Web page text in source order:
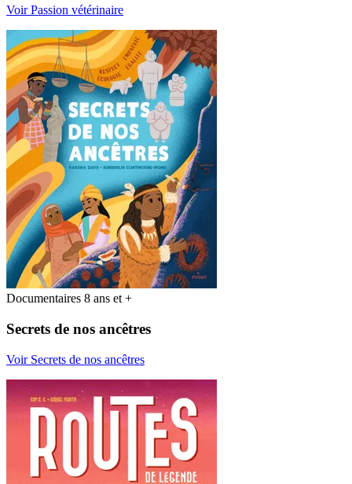
Voir Passion vétérinaire
Documentaires 8 ans et +
Secrets de nos ancêtres
Voir Secrets de nos ancêtres